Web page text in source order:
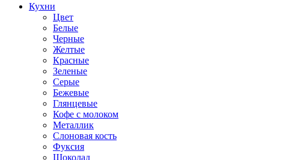
Кухни
Цвет
Белые
Черные
Желтые
Красные
Зеленые
Серые
Бежевые
Глянцевые
Кофе с молоком
Металлик
Слоновая кость
Фуксия
Шоколад